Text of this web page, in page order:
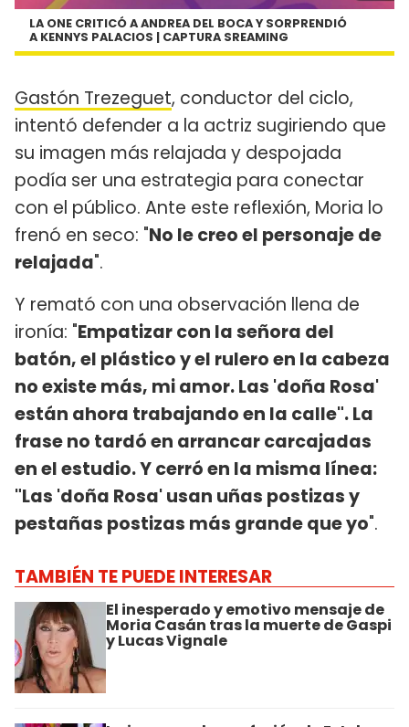
LA ONE CRITICÓ A ANDREA DEL BOCA Y SORPRENDIÓ
A KENNYS PALACIOS | CAPTURA SREAMING
Gastón Trezeguet, conductor del ciclo,
intentó defender a la actriz sugiriendo que
su imagen más relajada y despojada
podía ser una estrategia para conectar
con el público. Ante este reflexión, Moria lo
frenó en seco: "No le creo el personaje de
relajada".
Y remató con una observación llena de
ironía: "Empatizar con la señora del
batón, el plástico y el rulero en la cabeza
no existe más, mi amor. Las 'doña Rosa'
están ahora trabajando en la calle". La
frase no tardó en arrancar carcajadas
en el estudio. Y cerró en la misma línea:
"Las 'doña Rosa' usan uñas postizas y
pestañas postizas más grande que yo".
TAMBIÉN TE PUEDE INTERESAR
El inesperado y emotivo mensaje de
Moria Casán tras la muerte de Gaspi
y Lucas Vignale